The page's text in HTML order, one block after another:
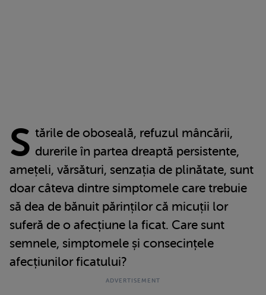
S tările de oboseală, refuzul mâncării,
durerile în partea dreaptă persistente,
amețeli, vărsături, senzația de plinătate, sunt
doar câteva dintre simptomele care trebuie
să dea de bănuit părinților că micuții lor
suferă de o afecțiune la ficat. Care sunt
semnele, simptomele și consecințele
afecțiunilor ficatului?